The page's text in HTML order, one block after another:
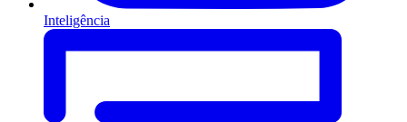
Inteligência